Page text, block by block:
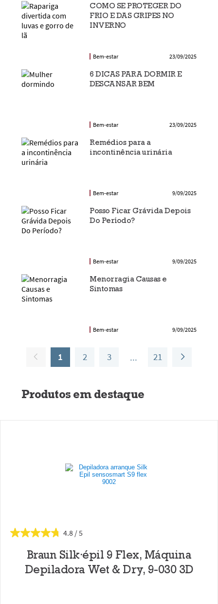
COMO SE PROTEGER DO
FRIO E DAS GRIPES NO
INVERNO
Bem-estar 23/09/2025
6 DICAS PARA DORMIR E
DESCANSAR BEM
Bem-estar 23/09/2025
Remédios para a
incontinência urinária
Bem-estar 9/09/2025
Posso Ficar Grávida Depois
Do Período?
Bem-estar 9/09/2025
Menorragia Causas e
Sintomas
Bem-estar 9/09/2025
1 2 3 21
Produtos em destaque
4.8
Braun Silk·épil 9 Flex, Máquina
Depiladora Wet & Dry, 9-030 3D